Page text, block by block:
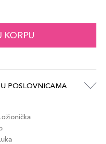
89,00 KM
71,20 KM
KORPU
POSLOVNICAMA